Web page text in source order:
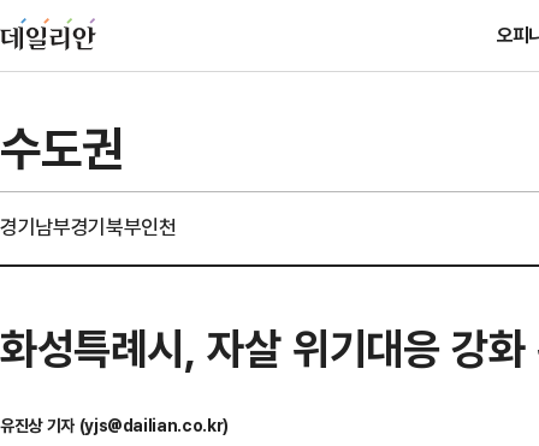
오피
수도권
경기남부경기북부인천
화성특례시, 자살 위기대응 강
유진상 기자 (yjs@dailian.co.kr)